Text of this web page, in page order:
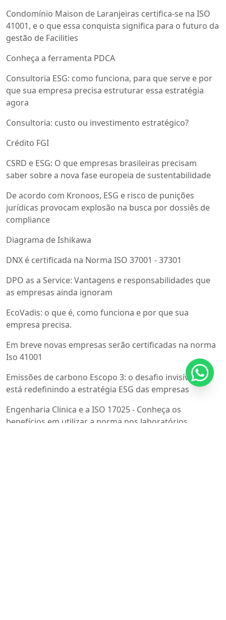
Condomínio Maison de Laranjeiras certifica-se na ISO
41001, e o que essa conquista significa para o futuro da
gestão de Facilities
Conheça a ferramenta PDCA
Consultoria ESG: como funciona, para que serve e por
que sua empresa precisa estruturar essa estratégia
agora
Consultoria: custo ou investimento estratégico?
Crédito FGI
CSRD e ESG: O que empresas brasileiras precisam
saber sobre a nova fase europeia de sustentabilidade
De acordo com Kronoos, ESG e risco de punições
jurídicas provocam explosão na busca por dossiês de
compliance
Diagrama de Ishikawa
DNX é certificada na Norma ISO 37001 - 37301
DPO as a Service: Vantagens e responsabilidades que
as empresas ainda ignoram
EcoVadis: o que é, como funciona e por que sua
empresa precisa.
Em breve novas empresas serão certificadas na norma
Iso 41001
Emissões de carbono Escopo 3: o desafio invisível que
está redefinindo a estratégia ESG das empresas
Engenharia Clinica e a ISO 17025 - Conheça os
benefícios em utilizar a norma nos laboratórios